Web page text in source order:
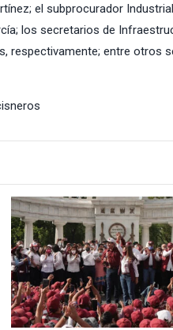
el subprocurador
los secretarios de
respectivamente; entre otros